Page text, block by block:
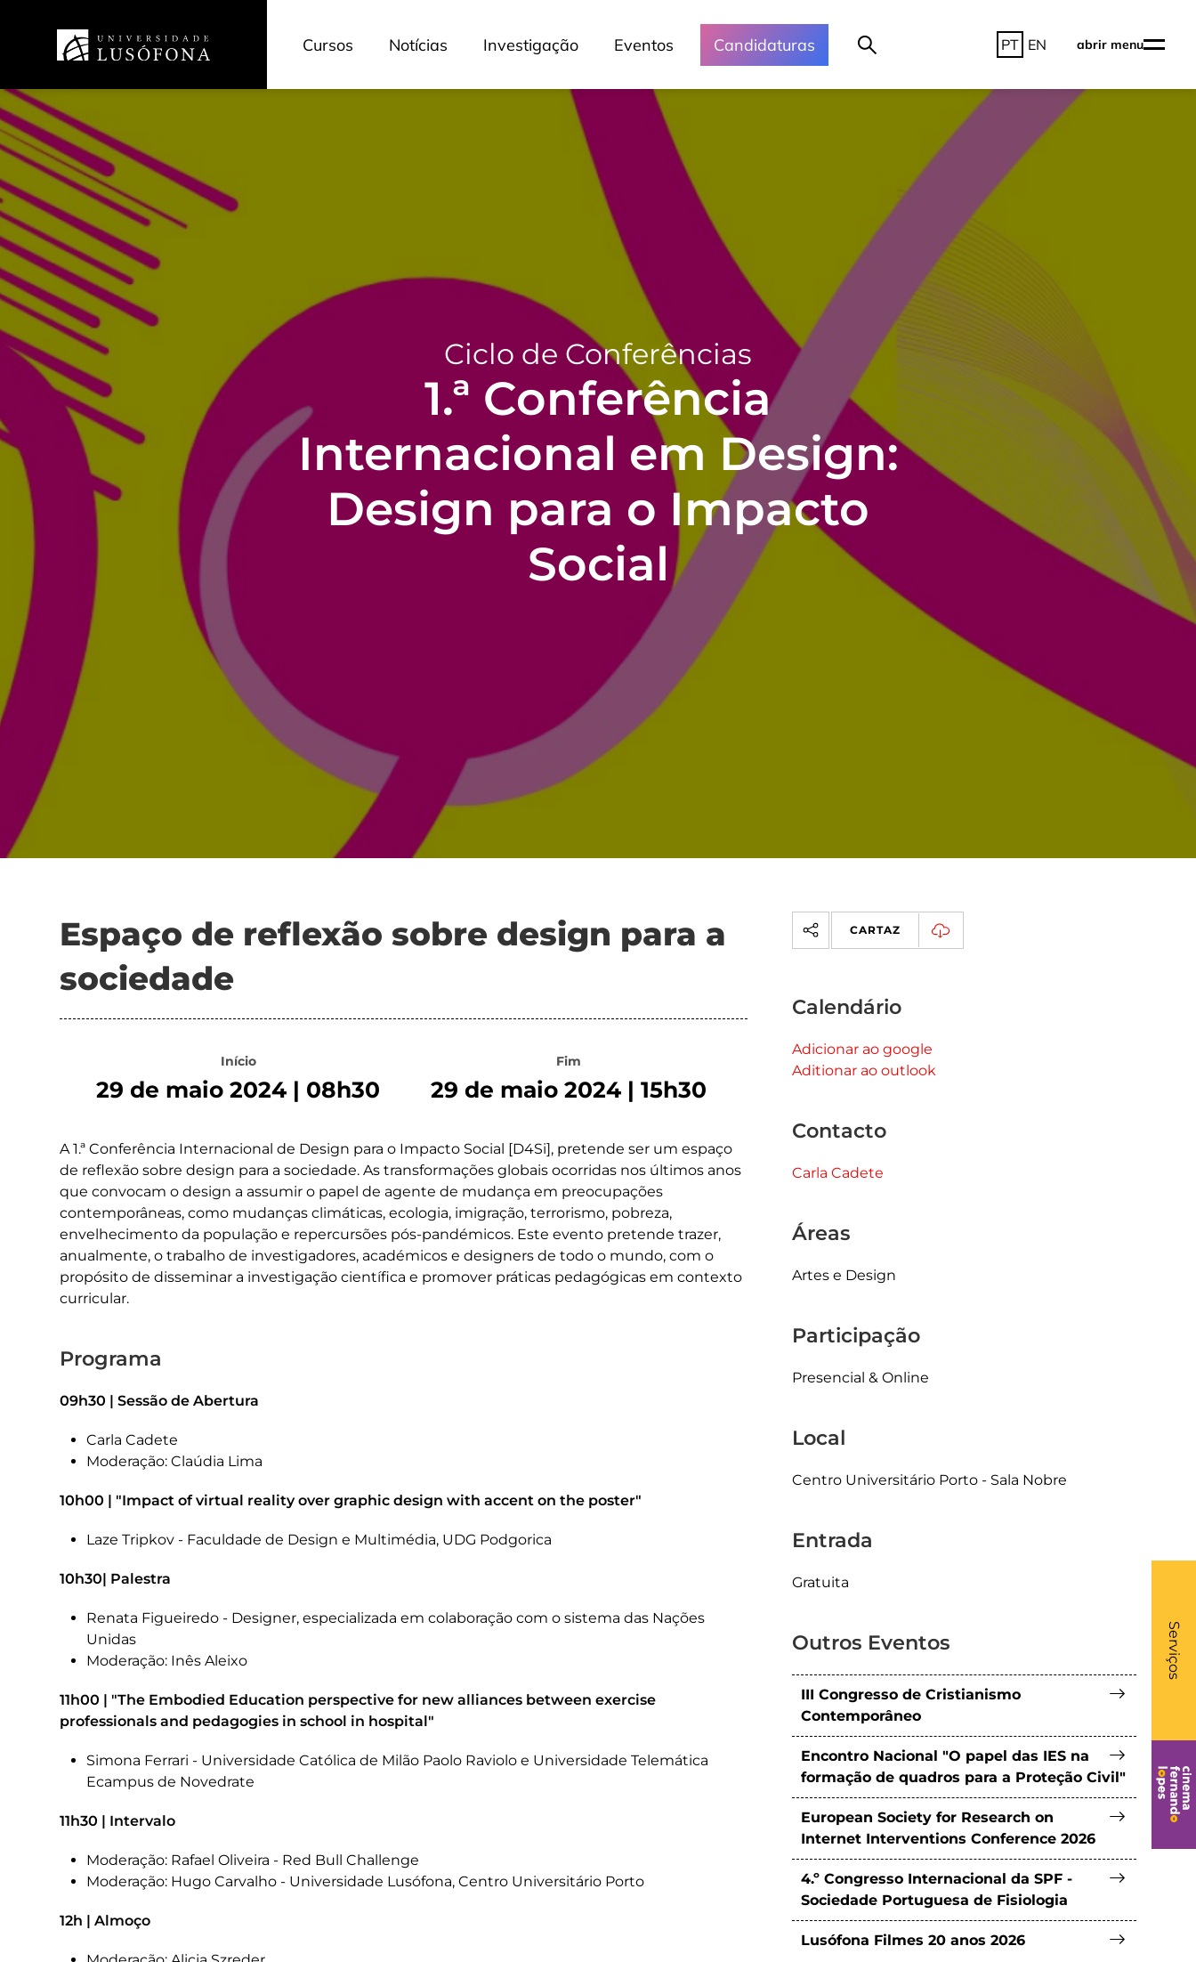
Cursos Notícias Investigação Eventos Candidaturas PT EN abrir menu
Serviços
-
Ciclo de Conferências
1.ª Conferência
Internacional em Design:
Design para o Impacto
Social
Espaço de reflexão sobre design para a
sociedade
Início
29 de maio 2024 | 08h30
Fim
29 de maio 2024 | 15h30
A 1.ª Conferência Internacional de Design para o Impacto Social [D4Si], pretende ser um espaço
de reflexão sobre design para a sociedade. As transformações globais ocorridas nos últimos anos
que convocam o design a assumir o papel de agente de mudança em preocupações
contemporâneas, como mudanças climáticas, ecologia, imigração, terrorismo, pobreza,
envelhecimento da população e repercursões pós-pandémicos. Este evento pretende trazer,
anualmente, o trabalho de investigadores, académicos e designers de todo o mundo, com o
propósito de disseminar a investigação científica e promover práticas pedagógicas em contexto
curricular.
Programa
09h30 | Sessão de Abertura
Carla Cadete
Moderação: Claúdia Lima
10h00 | "Impact of virtual reality over graphic design with accent on the poster"
Laze Tripkov - Faculdade de Design e Multimédia, UDG Podgorica
10h30| Palestra
Renata Figueiredo - Designer, especializada em colaboração com o sistema das Nações
Unidas
Moderação: Inês Aleixo
11h00 | "The Embodied Education perspective for new alliances between exercise
professionals and pedagogies in school in hospital"
Simona Ferrari - Universidade Católica de Milão Paolo Raviolo e Universidade Telemática
Ecampus de Novedrate
11h30 | Intervalo
Moderação: Rafael Oliveira - Red Bull Challenge
Moderação: Hugo Carvalho - Universidade Lusófona, Centro Universitário Porto
12h | Almoço
CARTAZ
Calendário
Adicionar ao google
Aditionar ao outlook
Contacto
Carla Cadete
Áreas
Artes e Design
Participação
Presencial & Online
Local
Centro Universitário Porto - Sala Nobre
Entrada
Gratuita
Outros Eventos
III Congresso de Cristianismo
Contemporâneo
Encontro Nacional "O papel das IES na
formação de quadros para a Proteção Civil"
European Society for Research on
Internet Interventions Conference 2026
4.º Congresso Internacional da SPF -
Sociedade Portuguesa de Fisiologia
Lusófona Filmes 20 anos 2026